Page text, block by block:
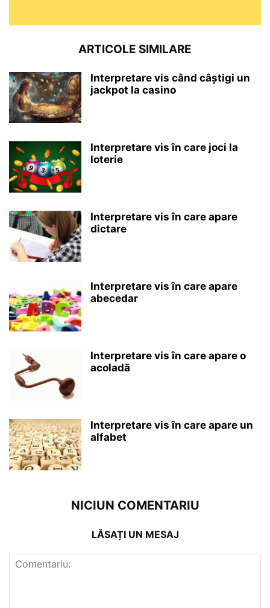
ARTICOLE SIMILARE
Interpretare vis când câștigi un
jackpot la casino
Interpretare vis în care joci la
loterie
Interpretare vis în care apare
dictare
Interpretare vis în care apare
abecedar
Interpretare vis în care apare o
acoladă
Interpretare vis în care apare un
alfabet
NICIUN COMENTARIU
LĂSAȚI UN MESAJ